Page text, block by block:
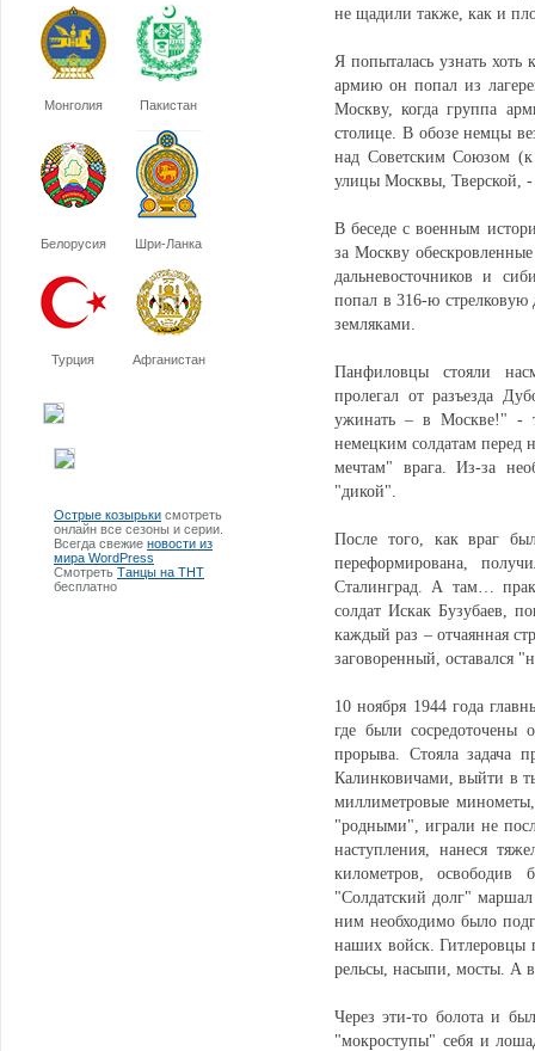
Монголия Пакистан
Белорусия Шри-Ланка
Турция Афганистан
Острые козырьки смотреть
онлайн все сезоны и серии.
Всегда свежие новости из
мира WordPress
Смотреть Танцы на ТНТ
бесплатно
не щадили также, как и
Я попыталась узнать хоть
армию он попал из
Москву, когда группа
столице. В обозе немцы
над Советским Союзом (к
улицы Москвы, Тверской, -
В беседе с военным
за Москву
дальневосточников и
попал в 316-ю
земляками.
Панфиловцы стояли
пролегал от разъезда
ужинать – в Москве!" -
немецким солдатам перед
мечтам" врага. Из-за
"дикой".
После того, как враг
переформирована,
Сталинград. А там…
солдат Искак Бузубаев,
каждый раз – отчаянная
заговоренный, оставался
10 ноября 1944 года
где были сосредоточены
прорыва. Стояла задача
Калинковичами, выйти в
миллиметровые
"родными", играли не
наступления, нанеся
километров, освободив
"Солдатский долг"
ним необходимо было
наших войск. Гитлеровцы
рельсы, насыпи, мосты. А
Через эти-то болота и
"мокроступы" себя и